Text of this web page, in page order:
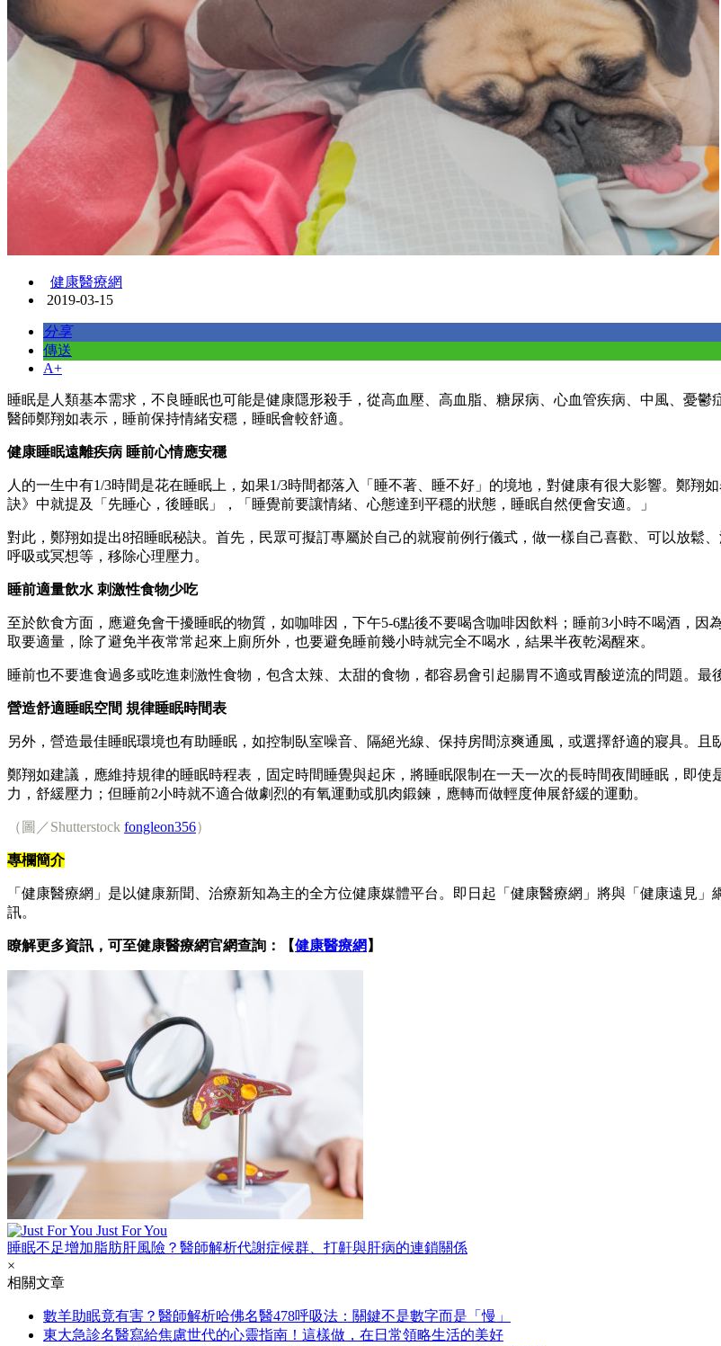
健康醫療網
2019-03-15
分享
傳送
A+
睡眠是人類基本需求，不良睡眠也可能是健康隱形殺手，從高血壓、高血脂、糖尿病、心血管疾病、中風、憂
醫師鄭翔如表示，睡前保持情緒安穩，睡眠會較舒適。
健康睡眠遠離疾病 睡前心情應安穩
人的一生中有1/3時間是花在睡眠上，如果1/3時間都落入「睡不著、睡不好」的境地，對健康有很大影響。鄭
訣》中就提及「先睡心，後睡眠」，「睡覺前要讓情緒、心態達到平穩的狀態，睡眠自然便會安適。」
對此，鄭翔如提出8招睡眠秘訣。首先，民眾可擬訂專屬於自己的就寢前例行儀式，做一樣自己喜歡、可以放鬆
呼吸或冥想等，移除心理壓力。
睡前適量飲水 刺激性食物少吃
至於飲食方面，應避免會干擾睡眠的物質，如咖啡因，下午5-6點後不要喝含咖啡因飲料；睡前3小時不喝酒，
取要適量，除了避免半夜常常起來上廁所外，也要避免睡前幾小時就完全不喝水，結果半夜乾渴醒來。
睡前也不要進食過多或吃進刺激性食物，包含太辣、太甜的食物，都容易會引起腸胃不適或胃酸逆流的問題。最
營造舒適睡眠空間 規律睡眠時間表
另外，營造最佳睡眠環境也有助睡眠，如控制臥室噪音、隔絕光線、保持房間涼爽通風，或選擇舒適的寢具。
鄭翔如建議，應維持規律的睡眠時程表，固定時間睡覺與起床，將睡眠限制在一天一次的長時間夜間睡眠，即
力，舒緩壓力；但睡前2小時就不適合做劇烈的有氧運動或肌肉鍛鍊，應轉而做輕度伸展舒緩的運動。
（圖／Shutterstock fongleon356）
專欄簡介
「健康醫療網」是以健康新聞、治療新知為主的全方位健康媒體平台。即日起「健康醫療網」將與「健康遠見
訊。
瞭解更多資訊，可至健康醫療網官網查詢：【健康醫療網 】
Just For You
睡眠不足增加脂肪肝風險？醫師解析代謝症候群、打鼾與肝病的連鎖關係
×
相關文章
數羊助眠竟有害？醫師解析哈佛名醫478呼吸法：關鍵不是數字而是「慢」
東大急診名醫寫給焦慮世代的心靈指南！這樣做，在日常領略生活的美好